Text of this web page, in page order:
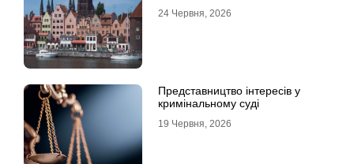
24 Червня, 2026
Представництво інтересів у
кримінальному суді
19 Червня, 2026